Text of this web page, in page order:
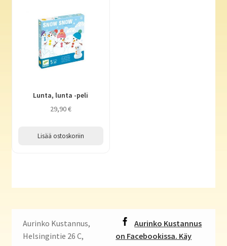
Lunta, lunta -peli
29,90€
Lisää ostoskoriin
Aurinko Kustannus,
Helsingintie 26 C,
Aurinko Kustannus
on Facebookissa. Käy